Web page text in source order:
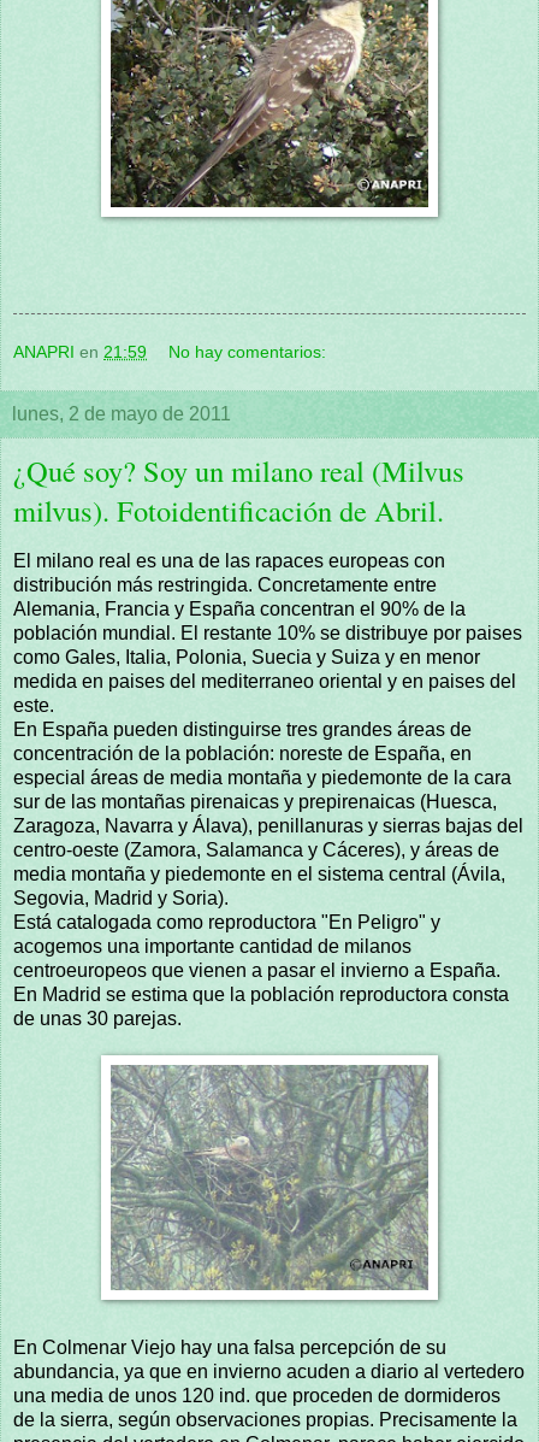
ANAPRI en 21:59 No hay comentarios:
lunes, 2 de mayo de 2011
¿Qué soy? Soy un milano real (Milvus
milvus). Fotoidentificación de Abril.
El milano real es una de las rapaces europeas con
distribución más restringida. Concretamente entre
Alemania, Francia y España concentran el 90% de la
población mundial. El restante 10% se distribuye por paises
como Gales, Italia, Polonia, Suecia y Suiza y en menor
medida en paises del mediterraneo oriental y en paises del
este.
En España pueden distinguirse tres grandes áreas de
concentración de la población: noreste de España, en
especial áreas de media montaña y piedemonte de la cara
sur de las montañas pirenaicas y prepirenaicas (Huesca,
Zaragoza, Navarra y Álava), penillanuras y sierras bajas del
centro-oeste (Zamora, Salamanca y Cáceres), y áreas de
media montaña y piedemonte en el sistema central (Ávila,
Segovia, Madrid y Soria).
Está catalogada como reproductora "En Peligro" y
acogemos una importante cantidad de milanos
centroeuropeos que vienen a pasar el invierno a España.
En Madrid se estima que la población reproductora consta
de unas 30 parejas.
En Colmenar Viejo hay una falsa percepción de su
abundancia, ya que en invierno acuden a diario al vertedero
una media de unos 120 ind. que proceden de dormideros
de la sierra, según observaciones propias. Precisamente la